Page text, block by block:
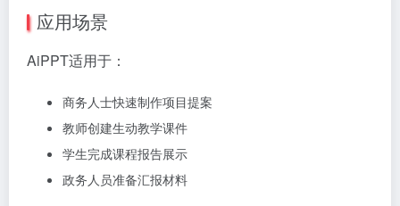
应用场景
AiPPT适用于：
商务人士快速制作项目提案
教师创建生动教学课件
学生完成课程报告展示
政务人员准备汇报材料